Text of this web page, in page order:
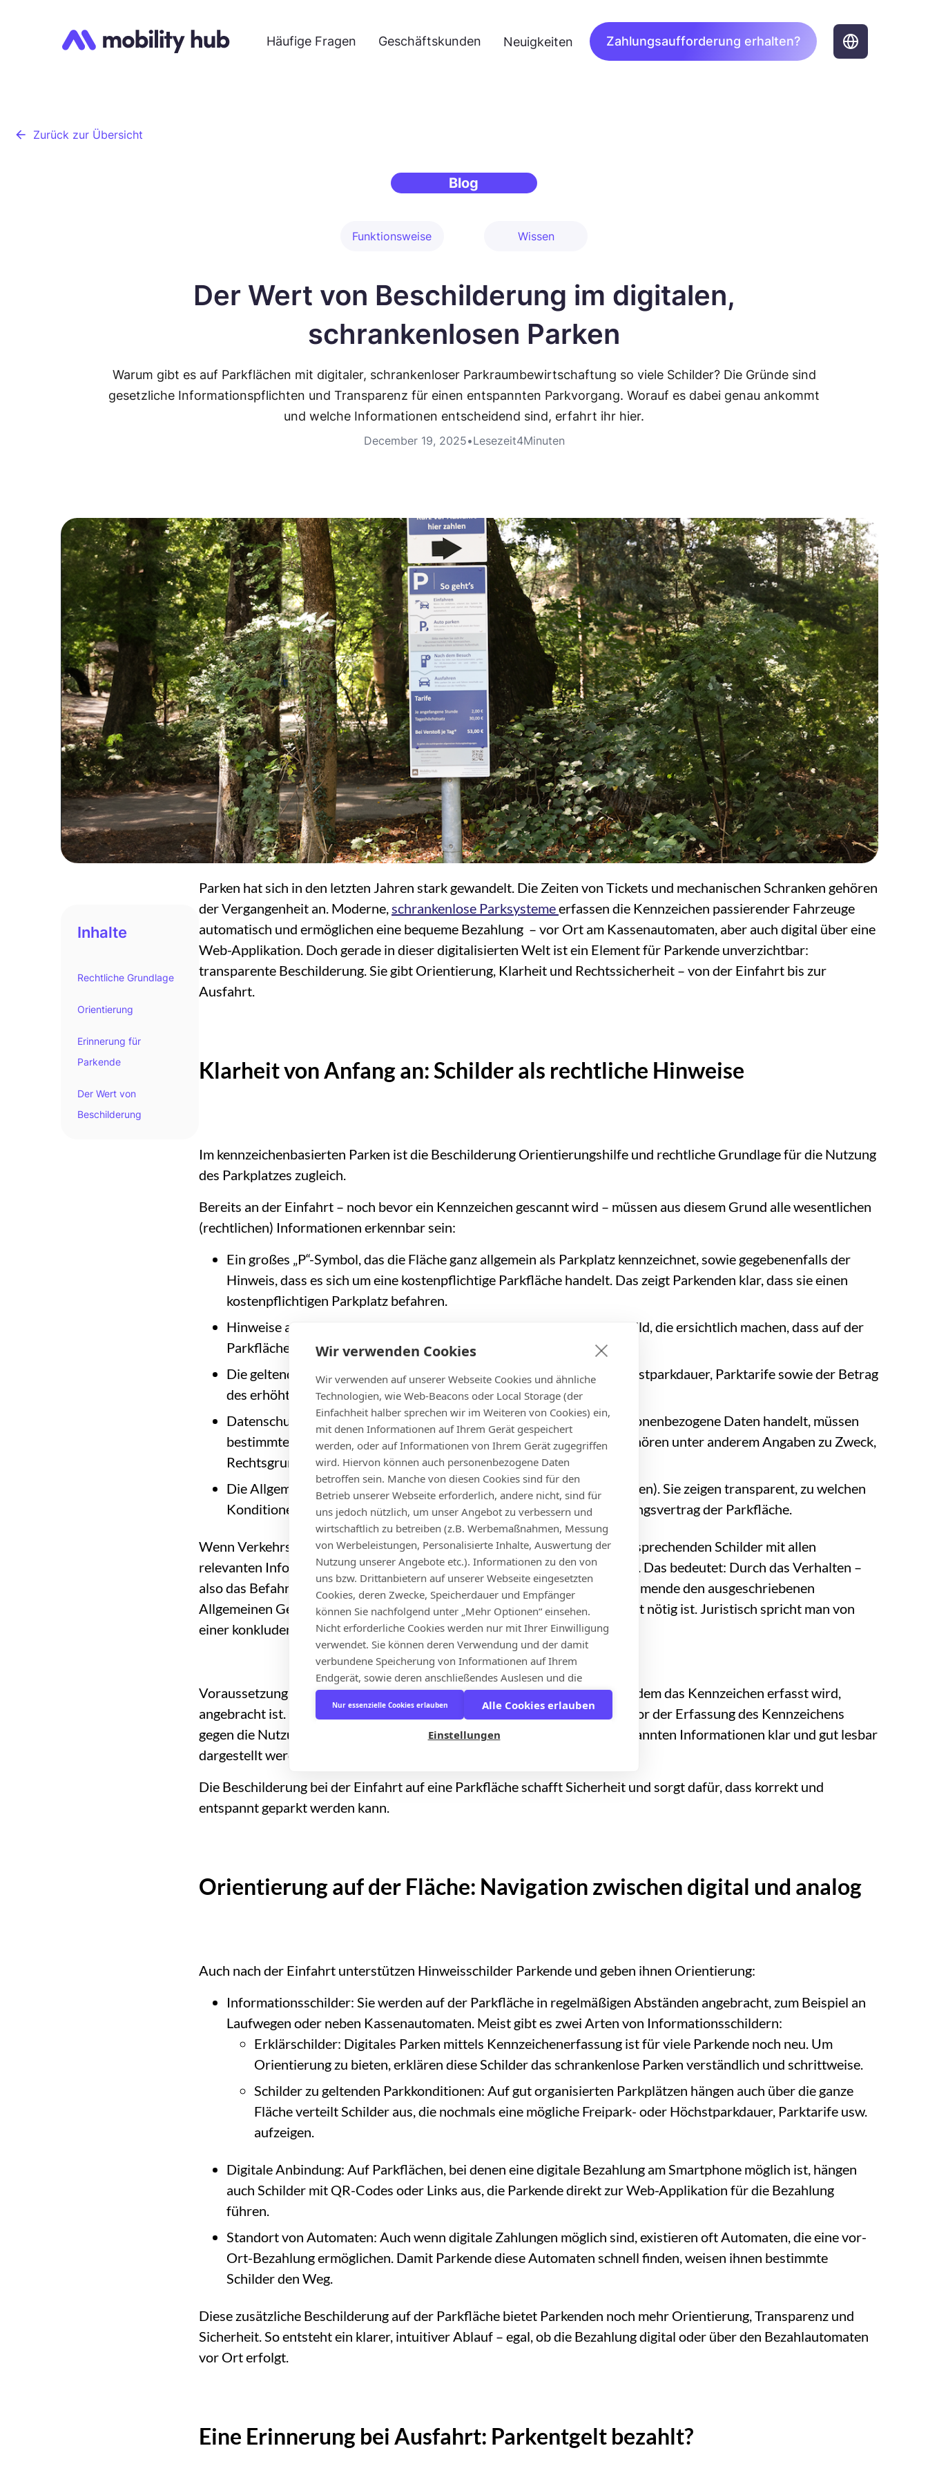
Häufige Fragen Geschäftskunden Neuigkeiten Zahlungsaufforderung erhalten?
arrow_back Zurück zur Übersicht
Blog
Funktionsweise Wissen
Der Wert von Beschilderung im digitalen,
schrankenlosen Parken
Warum gibt es auf Parkflächen mit digitaler, schrankenloser Parkraumbewirtschaftung so viele Schilder? Die Gründe sind
gesetzliche Informationspflichten und Transparenz für einen entspannten Parkvorgang. Worauf es dabei genau ankommt
und welche Informationen entscheidend sind, erfahrt ihr hier.
December 19, 2025•Lesezeit4Minuten
Inhalte
Rechtliche Grundlage
Orientierung
Erinnerung für
Parkende
Der Wert von
Beschilderung
Parken hat sich in den letzten Jahren stark gewandelt. Die Zeiten von Tickets und mechanischen Schranken gehören
der Vergangenheit an. Moderne,schrankenlose Parksystemeerfassen die Kennzeichen passierender Fahrzeuge
automatisch und ermöglichen eine bequeme Bezahlung – vor Ort am Kassenautomaten, aber auch digital über eine
Web-Applikation. Doch gerade in dieser digitalisierten Welt ist ein Element für Parkende unverzichtbar:
transparente Beschilderung. Sie gibt Orientierung, Klarheit und Rechtssicherheit – von der Einfahrt bis zur
Ausfahrt.
Klarheit von Anfang an: Schilder als rechtliche Hinweise
Im kennzeichenbasierten Parken ist die Beschilderung Orientierungshilfe und rechtliche Grundlage für die Nutzung
des Parkplatzes zugleich.
Bereits an der Einfahrt – noch bevor ein Kennzeichen gescannt wird – müssen aus diesem Grund alle wesentlichen
(rechtlichen) Informationen erkennbar sein:
Ein großes „P“-Symbol, das die Fläche ganz allgemein als Parkplatz kennzeichnet, sowie gegebenenfalls der
Hinweis, dass es sich um eine kostenpflichtige Parkfläche handelt. Das zeigt Parkenden klar, dass sie einen
kostenpflichtigen Parkplatz befahren.
Hinweise auf die automatische Kennzeichenerkennung in Wort und Bild, die ersichtlich machen, dass auf der
Parkfläche Kennzeichen erfasst werden.
Die geltenden Parkkonditionen wie eine mögliche Freipark- oder Höchstparkdauer, Parktarife sowie der Betrag
des erhöhten Nutzungsentgeltes im Falle eines Parkverstoßes.
Datenschutzrechtliche Hinweise: Da es sich bei Kennzeichen um personenbezogene Daten handelt, müssen
bestimmte Datenschutzhinweise Teil der Beschilderung sein. Dazu gehören unter anderem Angaben zu Zweck,
Rechtsgrundlage, Verantwortlichem und Speicherdauer.
Die Allgemeinen Geschäftsbedingungen (AGBs = Nutzungsbedingungen). Sie zeigen transparent, zu welchen
Konditionen geparkt werden kann, und bilden die Basis für den Nutzungsvertrag der Parkfläche.
Wenn Verkehrsteilnehmer auf eine Parkfläche einfahren und dabei die entsprechenden Schilder mit allen
relevanten Informationen passieren, kommt ein Nutzungsvertrag zustande. Das bedeutet: Durch das Verhalten –
also das Befahren und Nutzen der Parkfläche – stimmt der Verkehrsteilnehmende den ausgeschriebenen
Allgemeinen Geschäftsbedingungen (AGBs) zu, ohne dass eine Unterschrift nötig ist. Juristisch spricht man von
einer konkludenten Annahme.
Voraussetzung hierfür ist, dass die Beschilderung vor dem Scanbereich, in dem das Kennzeichen erfasst wird,
angebracht ist. Nur so haben Verkehrsteilnehmende die Möglichkeit, sich vor der Erfassung des Kennzeichens
gegen die Nutzung (das Parken) zu entscheiden. Zusätzlich müssen die genannten Informationen klar und gut lesbar
dargestellt werden, in vorgeschriebenen Größen und Höhen.
Die Beschilderung bei der Einfahrt auf eine Parkfläche schafft Sicherheit und sorgt dafür, dass korrekt und
entspannt geparkt werden kann.
Orientierung auf der Fläche: Navigation zwischen digital und analog
Auch nach der Einfahrt unterstützen Hinweisschilder Parkende und geben ihnen Orientierung:
Informationsschilder: Sie werden auf der Parkfläche in regelmäßigen Abständen angebracht, zum Beispiel an
Laufwegen oder neben Kassenautomaten. Meist gibt es zwei Arten von Informationsschildern:
Erklärschilder: Digitales Parken mittels Kennzeichenerfassung ist für viele Parkende noch neu. Um
Orientierung zu bieten, erklären diese Schilder das schrankenlose Parken verständlich und schrittweise.
Schilder zu geltenden Parkkonditionen: Auf gut organisierten Parkplätzen hängen auch über die ganze
Fläche verteilt Schilder aus, die nochmals eine mögliche Freipark- oder Höchstparkdauer, Parktarife usw.
aufzeigen.
Digitale Anbindung: Auf Parkflächen, bei denen eine digitale Bezahlung am Smartphone möglich ist, hängen
auch Schilder mit QR-Codes oder Links aus, die Parkende direkt zur Web-Applikation für die Bezahlung
führen.
Standort von Automaten: Auch wenn digitale Zahlungen möglich sind, existieren oft Automaten, die eine vor-
Ort-Bezahlung ermöglichen. Damit Parkende diese Automaten schnell finden, weisen ihnen bestimmte
Schilder den Weg.
Diese zusätzliche Beschilderung auf der Parkfläche bietet Parkenden noch mehr Orientierung, Transparenz und
Sicherheit. So entsteht ein klarer, intuitiver Ablauf – egal, ob die Bezahlung digital oder über den Bezahlautomaten
vor Ort erfolgt.
Eine Erinnerung bei Ausfahrt: Parkentgelt bezahlt?
Wir verwenden Cookies
Wir verwenden auf unserer Webseite Cookies und ähnliche
Technologien, wie Web-Beacons oder Local Storage (der
Einfachheit halber sprechen wir im Weiteren von Cookies) ein,
mit denen Informationen auf Ihrem Gerät gespeichert
werden, oder auf Informationen von Ihrem Gerät zugegriffen
wird. Hiervon können auch personenbezogene Daten
betroffen sein. Manche von diesen Cookies sind für den
Betrieb unserer Webseite erforderlich, andere nicht, sind für
uns jedoch nützlich, um unser Angebot zu verbessern und
wirtschaftlich zu betreiben (z.B. Werbemaßnahmen, Messung
von Werbeleistungen, Personalisierte Inhalte, Auswertung der
Nutzung unserer Angebote etc.). Informationen zu den von
uns bzw. Drittanbietern auf unserer Webseite eingesetzten
Cookies, deren Zwecke, Speicherdauer und Empfänger
können Sie nachfolgend unter „Mehr Optionen“ einsehen.
Nicht erforderliche Cookies werden nur mit Ihrer Einwilligung
verwendet. Sie können deren Verwendung und der damit
verbundene Speicherung von Informationen auf Ihrem
Endgerät, sowie deren anschließendes Auslesen und die
folgende Verarbeitung personenbezogener Daten durch Klick
auf die Schaltfläche „Alle akzeptieren“ einwilligen, oder mit
unsere Website nur mit den erforderlichen Cookies nutzen.
Angebote der Webseite nicht zur Verfügung. Die
Rechtsgrundlage für die Einwilligung im Hinblick auf die
können eine abgegebene Einwilligung jederzeit widerrufen,
bzw. sich anders entscheiden, indem Sie durch Klick auf die
Verfahren, nachfolgenden Datenverarbeitungen und Ihren
Datenschutzhinweise ansehen
Nur essenzielle Cookies erlauben Alle Cookies erlauben
Einstellungen